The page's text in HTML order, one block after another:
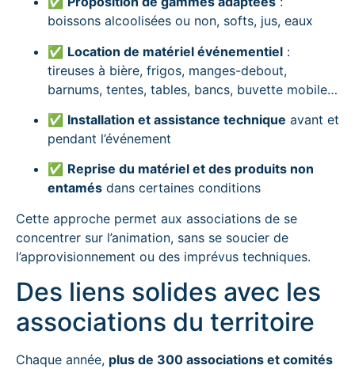
boissons alcoolisées ou non, softs, jus, eaux
✅ Location de matériel événementiel :
tireuses à bière, frigos, manges-debout,
barnums, tentes, tables, bancs, buvette mobile…
✅ Installation et assistance technique avant et
pendant l’événement
✅ Reprise du matériel et des produits non
entamés dans certaines conditions
Cette approche permet aux associations de se
concentrer sur l’animation, sans se soucier de
l’approvisionnement ou des imprévus techniques.
Des liens solides avec les
associations du territoire
Chaque année, plus de 300 associations et comités